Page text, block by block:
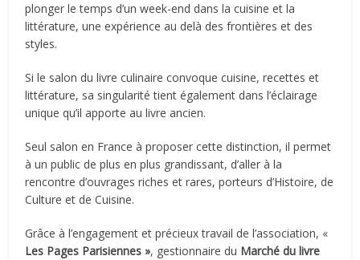
plonger le temps d’un week-end dans la cuisine et la
littérature, une expérience au delà des frontières et des
styles.
Si le salon du livre culinaire convoque cuisine, recettes et
littérature, sa singularité tient également dans l’éclairage
unique qu’il apporte au livre ancien.
Seul salon en France à proposer cette distinction, il permet
à un public de plus en plus grandissant, d’aller à la
rencontre d’ouvrages riches et rares, porteurs d’Histoire, de
Culture et de Cuisine.
Grâce à l’engagement et précieux travail de l’association, «
Les Pages Parisiennes », gestionnaire du Marché du livre